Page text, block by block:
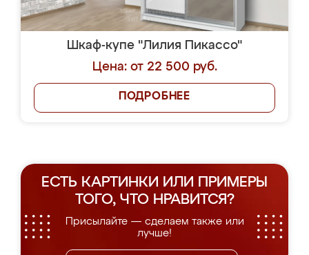
Шкаф-купе "Лилия Пикассо"
Цена: от 22 500 руб.
ПОДРОБНЕЕ
ЕСТЬ КАРТИНКИ ИЛИ ПРИМЕРЫ
ТОГО, ЧТО НРАВИТСЯ?
Присылайте — сделаем также или
лучше!